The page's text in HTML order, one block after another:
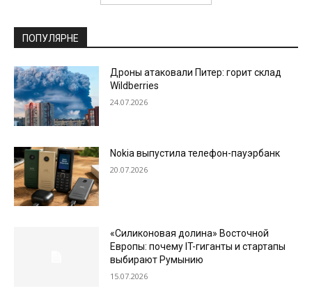
ПОПУЛЯРНЕ
Дроны атаковали Питер: горит склад
Wildberries
24.07.2026
Nokia выпустила телефон-пауэрбанк
20.07.2026
«Силиконовая долина» Восточной
Европы: почему IT-гиганты и стартапы
выбирают Румынию
15.07.2026